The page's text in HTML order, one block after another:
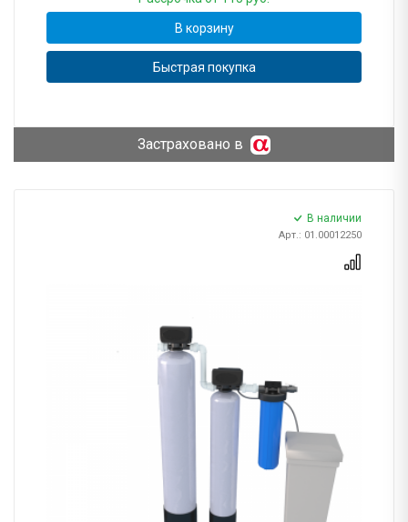
В корзину
Быстрая покупка
Застраховано в
В наличии
Арт.: 01.00012250